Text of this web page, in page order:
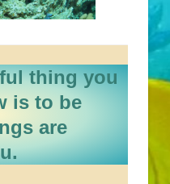
thing you
is to be
are